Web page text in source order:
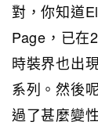
對，你知道
Page，已在
時裝界也出
系列。然後
過了甚麼變